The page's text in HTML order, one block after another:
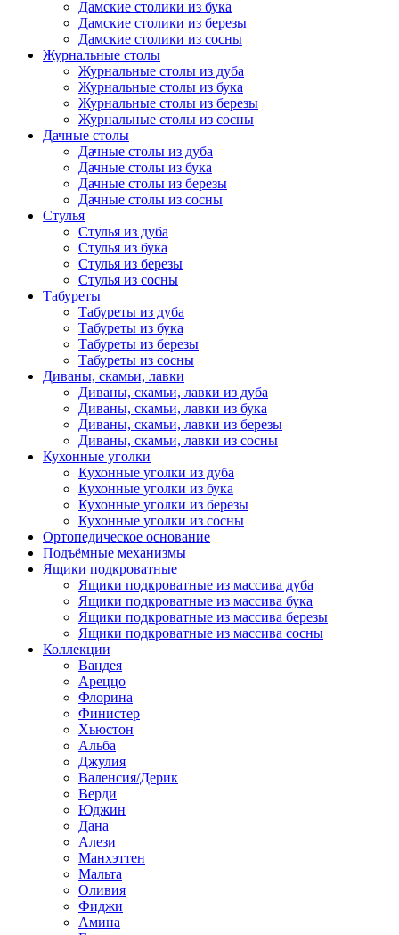
Дамские столики из бука
Дамские столики из березы
Дамские столики из сосны
Журнальные столы
Журнальные столы из дуба
Журнальные столы из бука
Журнальные столы из березы
Журнальные столы из сосны
Дачные столы
Дачные столы из дуба
Дачные столы из бука
Дачные столы из березы
Дачные столы из сосны
Стулья
Стулья из дуба
Стулья из бука
Стулья из березы
Стулья из сосны
Табуреты
Табуреты из дуба
Табуреты из бука
Табуреты из березы
Табуреты из сосны
Диваны, скамьи, лавки
Диваны, скамьи, лавки из дуба
Диваны, скамьи, лавки из бука
Диваны, скамьи, лавки из березы
Диваны, скамьи, лавки из сосны
Кухонные уголки
Кухонные уголки из дуба
Кухонные уголки из бука
Кухонные уголки из березы
Кухонные уголки из сосны
Ортопедическое основание
Подъёмные механизмы
Ящики подкроватные
Ящики подкроватные из массива дуба
Ящики подкроватные из массива бука
Ящики подкроватные из массива березы
Ящики подкроватные из массива сосны
Коллекции
Вандея
Ареццо
Флорина
Финистер
Хьюстон
Альба
Джулия
Валенсия/Дерик
Верди
Юджин
Дана
Алези
Манхэттен
Мальта
Оливия
Фиджи
Амина